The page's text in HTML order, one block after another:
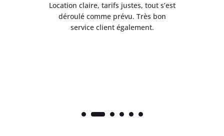
Location claire, tarifs justes, tout s’est
déroulé comme prévu. Très bon
service client également.